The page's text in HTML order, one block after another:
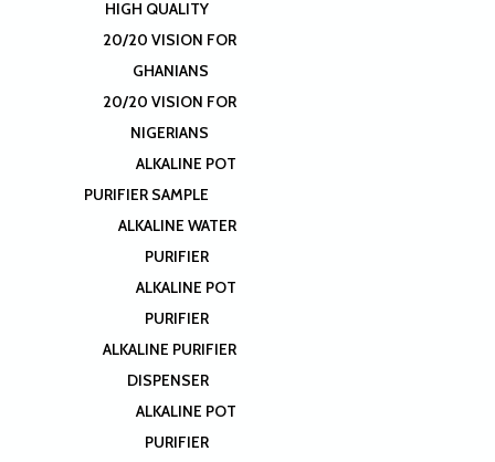
HIGH QUALITY
20/20 VISION FOR
GHANIANS
20/20 VISION FOR
NIGERIANS
ALKALINE POT
PURIFIER SAMPLE
ALKALINE WATER
PURIFIER
ALKALINE POT
PURIFIER
ALKALINE PURIFIER
DISPENSER
ALKALINE POT
PURIFIER